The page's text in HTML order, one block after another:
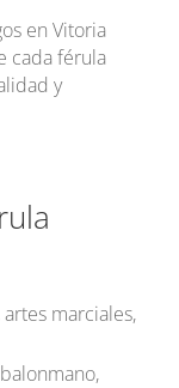
en Vitoria
cada férula
y
marciales,